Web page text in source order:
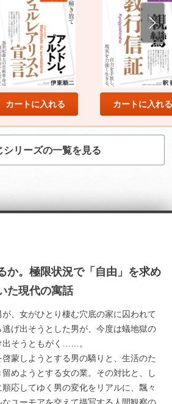
カートに入れる カートに入れる
シリーズの一覧を見る
か。極限状況で「自由」を求め
た現代の寓話
、女がひとり棲む穴底の家に囚われて
げ出そうとした男が、今度は蟻地獄の
出そうともがく……。
蒙しようとする男の驕りと、生活のた
めようとする女の業。その対比と、し
応してゆく男の変化をリアルに、飄々
ユーモアを交えて描写する人間観察の